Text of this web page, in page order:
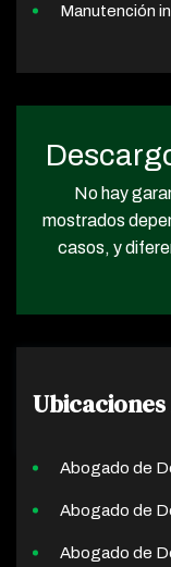
Manutención
No hay
mostrados
casos, y
Abogado de
Abogado de
Abogado de